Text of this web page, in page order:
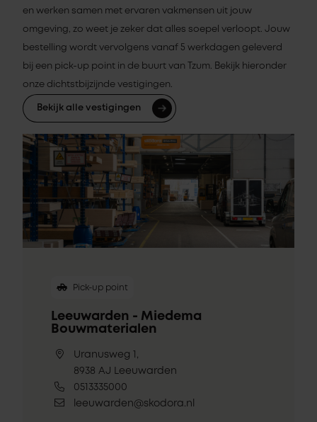
en werken samen met ervaren vakmensen uit jouw
omgeving, zo weet je zeker dat alles soepel verloopt. Jouw
bestelling wordt vervolgens vanaf 5 werkdagen geleverd
bij een pick-up point in de buurt van Tzum. Bekijk hieronder
onze dichtstbijzijnde vestigingen.
Bekijk alle vestigingen
Pick-up point
Leeuwarden - Miedema
Bouwmaterialen
Uranusweg 1,
8938 AJ Leeuwarden
0513335000
leeuwarden@skodora.nl